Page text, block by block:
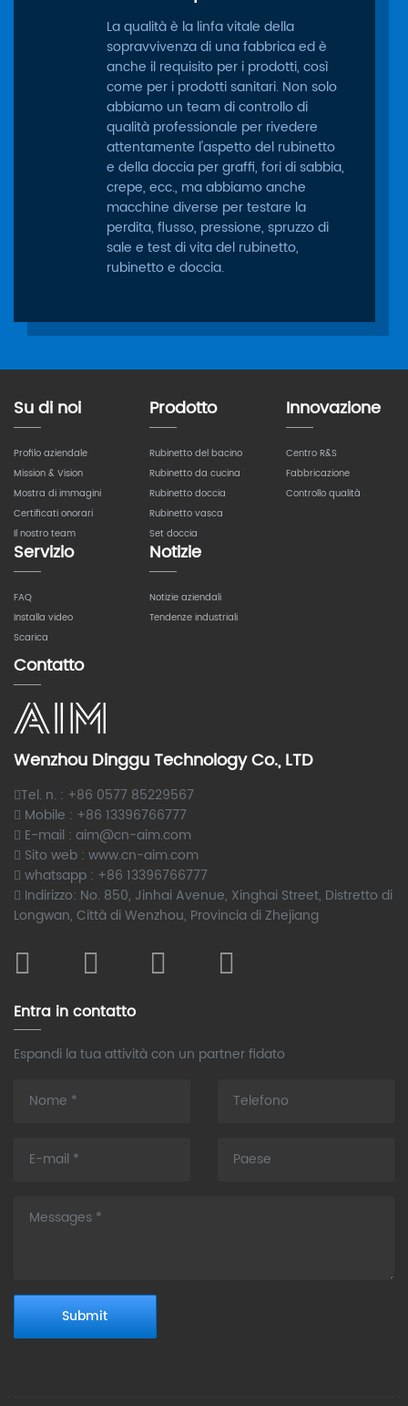
La qualità è la linfa vitale della
sopravvivenza di una fabbrica ed è
anche il requisito per i prodotti, così
come per i prodotti sanitari. Non solo
abbiamo un team di controllo di
qualità professionale per rivedere
attentamente l'aspetto del rubinetto
e della doccia per graffi, fori di sabbia,
crepe, ecc., ma abbiamo anche
macchine diverse per testare la
perdita, flusso, pressione, spruzzo di
sale e test di vita del rubinetto,
rubinetto e doccia.
Su di noi
Profilo aziendale
Mission & Vision
Mostra di immagini
Certificati onorari
Il nostro team
Prodotto
Rubinetto del bacino
Rubinetto da cucina
Rubinetto doccia
Rubinetto vasca
Set doccia
Innovazione
Centro R&S
Fabbricazione
Controllo qualità
Servizio
FAQ
Installa video
Scarica
Notizie
Notizie aziendali
Tendenze industriali
Contatto
Wenzhou Dinggu Technology Co., LTD
Tel. n. : +86 0577 85229567
Mobile : +86 13396766777
E-mail : aim@cn-aim.com
Sito web : www.cn-aim.com
whatsapp : +86 13396766777
Indirizzo: No. 850, Jinhai Avenue, Xinghai Street, Distretto di
Longwan, Città di Wenzhou, Provincia di Zhejiang
Entra in contatto
Espandi la tua attività con un partner fidato
Submit